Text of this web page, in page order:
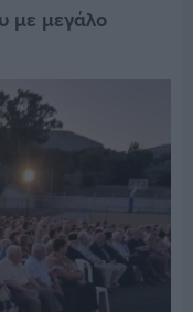
με μεγάλο